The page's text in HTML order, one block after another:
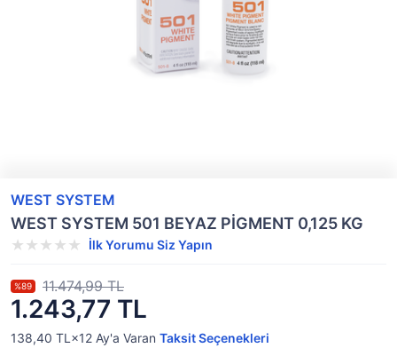
WEST SYSTEM
WEST SYSTEM 501 BEYAZ PİGMENT 0,125 KG
İlk Yorumu Siz Yapın
1.243,77 TL
%89 11.474,99 TL
138,40 TL×12 Ay'a Varan Taksit Seçenekleri